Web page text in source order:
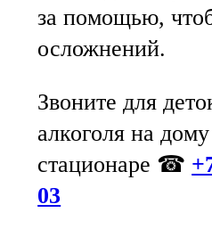
за помощью,
осложнений.
Звоните для
алкоголя на
стационаре ☎
03